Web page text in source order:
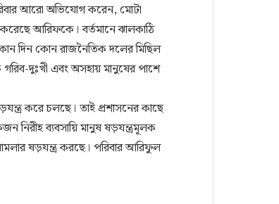
আরো অভিযোগ করেন, মোটা
আরিফকে। বর্তমানে ঝালকাঠি
দিন কোন রাজনৈতিক দলের মিছিল
দুঃখী এবং অসহায় মানুষের পাশে
করে চলছে। তাই প্রশাসনের কাছে
নিরীহ ব্যবসায়ি মানুষ ষড়যন্ত্রমূলক
ষড়যন্ত্র করছে। পরিবার আরিফুল